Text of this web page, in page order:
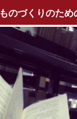
ものづくりのた